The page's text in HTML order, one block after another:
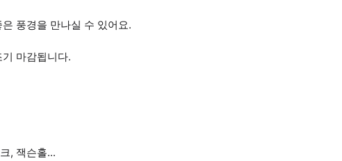
풍경을 만나실 수 있어요.
마감됩니다.
, 잭슨홀...